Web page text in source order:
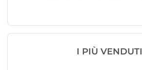
I PIÙ VENDUTI